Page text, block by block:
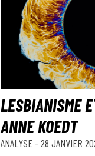
LESBIANISME
ANNE KOEDT
ANALYSE - 28 JANVIER